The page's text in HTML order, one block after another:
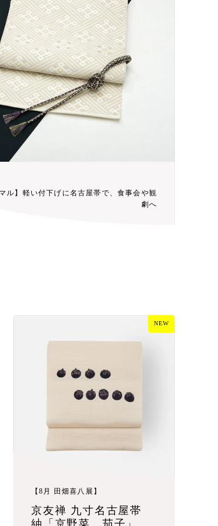
ル】軽い付下げに名古屋帯で、食事会や観
劇へ
【8月 田畑喜八展】
京友禅 九寸名古屋帯
紬「京野菜 茄子」
NEW